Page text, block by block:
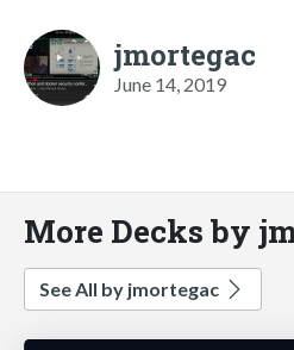
jmortegac
June 14, 2019
More Decks by
See All by jmortegac